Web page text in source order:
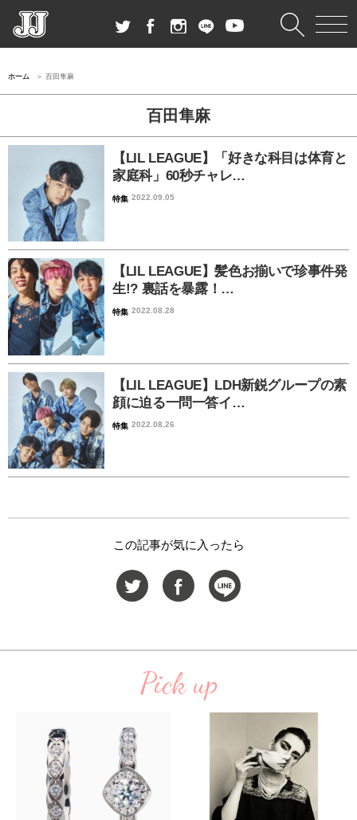
ホーム 百田隼麻
百田隼麻
【LIL LEAGUE】「好きな科目は体育と
家庭科」60秒チャレ…
特集 2022.09.05
【LIL LEAGUE】髪色お揃いで珍事件発
生!? 裏話を暴露！…
特集 2022.08.28
【LIL LEAGUE】LDH新鋭グループの素
顔に迫る一問一答イ…
特集 2022.08.26
この記事が気に入ったら
Pick up